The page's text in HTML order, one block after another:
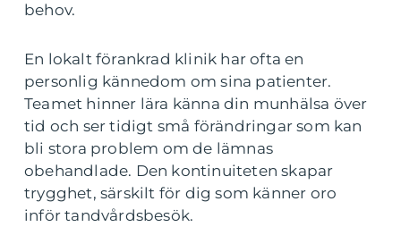
behov.
En lokalt förankrad klinik har ofta en
personlig kännedom om sina patienter.
Teamet hinner lära känna din munhälsa över
tid och ser tidigt små förändringar som kan
bli stora problem om de lämnas
obehandlade. Den kontinuiteten skapar
trygghet, särskilt för dig som känner oro
inför tandvårdsbesök.